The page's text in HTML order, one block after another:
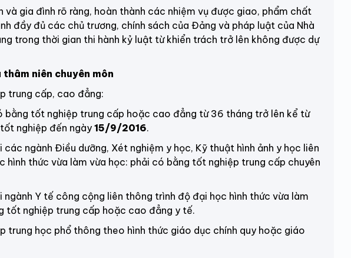
đình rõ ràng, hoàn thành các nhiệm vụ được giao, phẩm chất
đầy đủ các chủ trương, chính sách của Đảng và pháp luật của Nhà
trong thời gian thi hành kỷ luật từ khiển trách trở lên không được dự
niên chuyên môn
trung cấp, cao đẳng:
tốt nghiệp trung cấp hoặc cao đẳng từ 36 tháng trở lên kể từ
nghiệp đến ngày15/9/2016.
ngành Điều dưỡng, Xét nghiệm y học, Kỹ thuật hình ảnh y học liên
hình thức vừa làm vừa học: phải có bằng tốt nghiệp trung cấp chuyên
Y tế công cộng liên thông trình độ đại học hình thức vừa làm
tốt nghiệp trung cấp hoặc cao đẳng y tế.
học phổ thông theo hình thức giáo dục chính quy hoặc giáo